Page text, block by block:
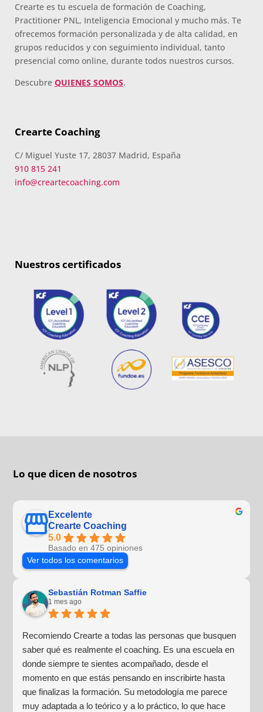
Crearte es tu escuela de formación de Coaching,
Practitioner PNL, Inteligencia Emocional y mucho más. Te
ofrecemos formación personalizada y de alta calidad, en
grupos reducidos y con seguimiento individual, tanto
presencial como online, durante todos nuestros cursos.
Descubre QUIENES SOMOS.
Crearte Coaching
C/ Miguel Yuste 17, 28037 Madrid, España
910 815 241
info@creartecoaching.com
Nuestros certificados
Lo que dicen de nosotros
Excelente
Crearte Coaching
5.0
Basado en 475 opiniones
Ver todos los comentarios
Sebastián Rotman Saffie
1 mes ago
Recomiendo Crearte a todas las personas que busquen
saber qué es realmente el coaching. Es una escuela en
donde siempre te sientes acompañado, desde el
momento en que estás pensando en inscribirte hasta
que finalizas la formación. Su metodología me parece
muy adaptada a lo teórico y a lo práctico, lo que hace